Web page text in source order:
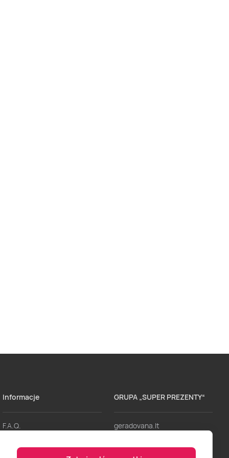
Informacje
F.A.Q.
GRUPA „SUPER PREZENTY“
geradovana.lt